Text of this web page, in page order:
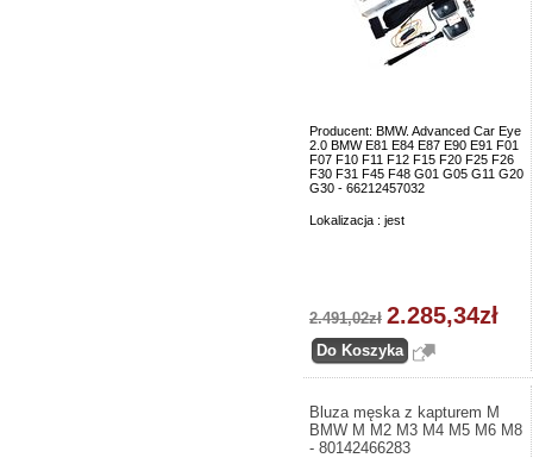
Producent: BMW. Advanced Car Eye
2.0 BMW E81 E84 E87 E90 E91 F01
F07 F10 F11 F12 F15 F20 F25 F26
F30 F31 F45 F48 G01 G05 G11 G20
G30 - 66212457032
Lokalizacja : jest
2.491,02zł 2.285,34zł
Bluza męska z kapturem M
BMW M M2 M3 M4 M5 M6 M8
- 80142466283